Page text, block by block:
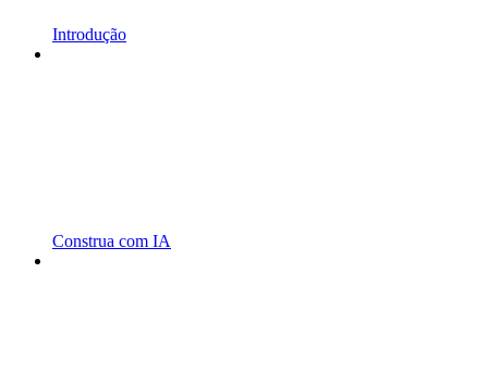
Introdução
Construa com IA